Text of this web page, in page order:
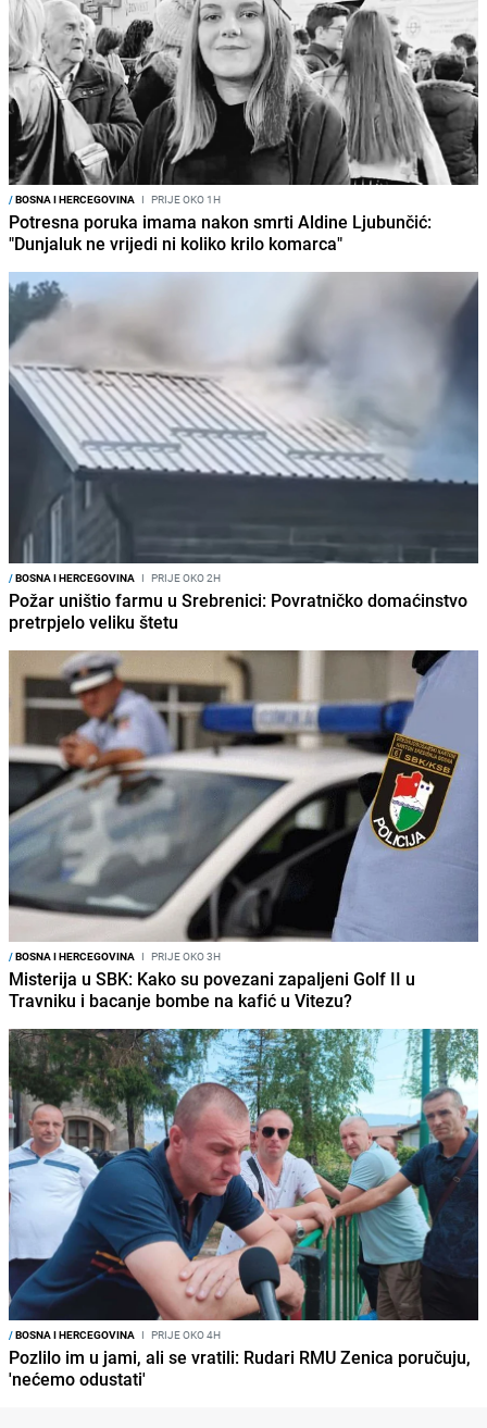
/BOSNA I HERCEGOVINA I PRIJE OKO 1H
Potresna poruka imama nakon smrti Aldine Ljubunčić:
"Dunjaluk ne vrijedi ni koliko krilo komarca"
/BOSNA I HERCEGOVINA I PRIJE OKO 2H
Požar uništio farmu u Srebrenici: Povratničko domaćinstvo
pretrpjelo veliku štetu
/BOSNA I HERCEGOVINA I PRIJE OKO 3H
Misterija u SBK: Kako su povezani zapaljeni Golf II u
Travniku i bacanje bombe na kafić u Vitezu?
/BOSNA I HERCEGOVINA I PRIJE OKO 4H
Pozlilo im u jami, ali se vratili: Rudari RMU Zenica poručuju,
'nećemo odustati'